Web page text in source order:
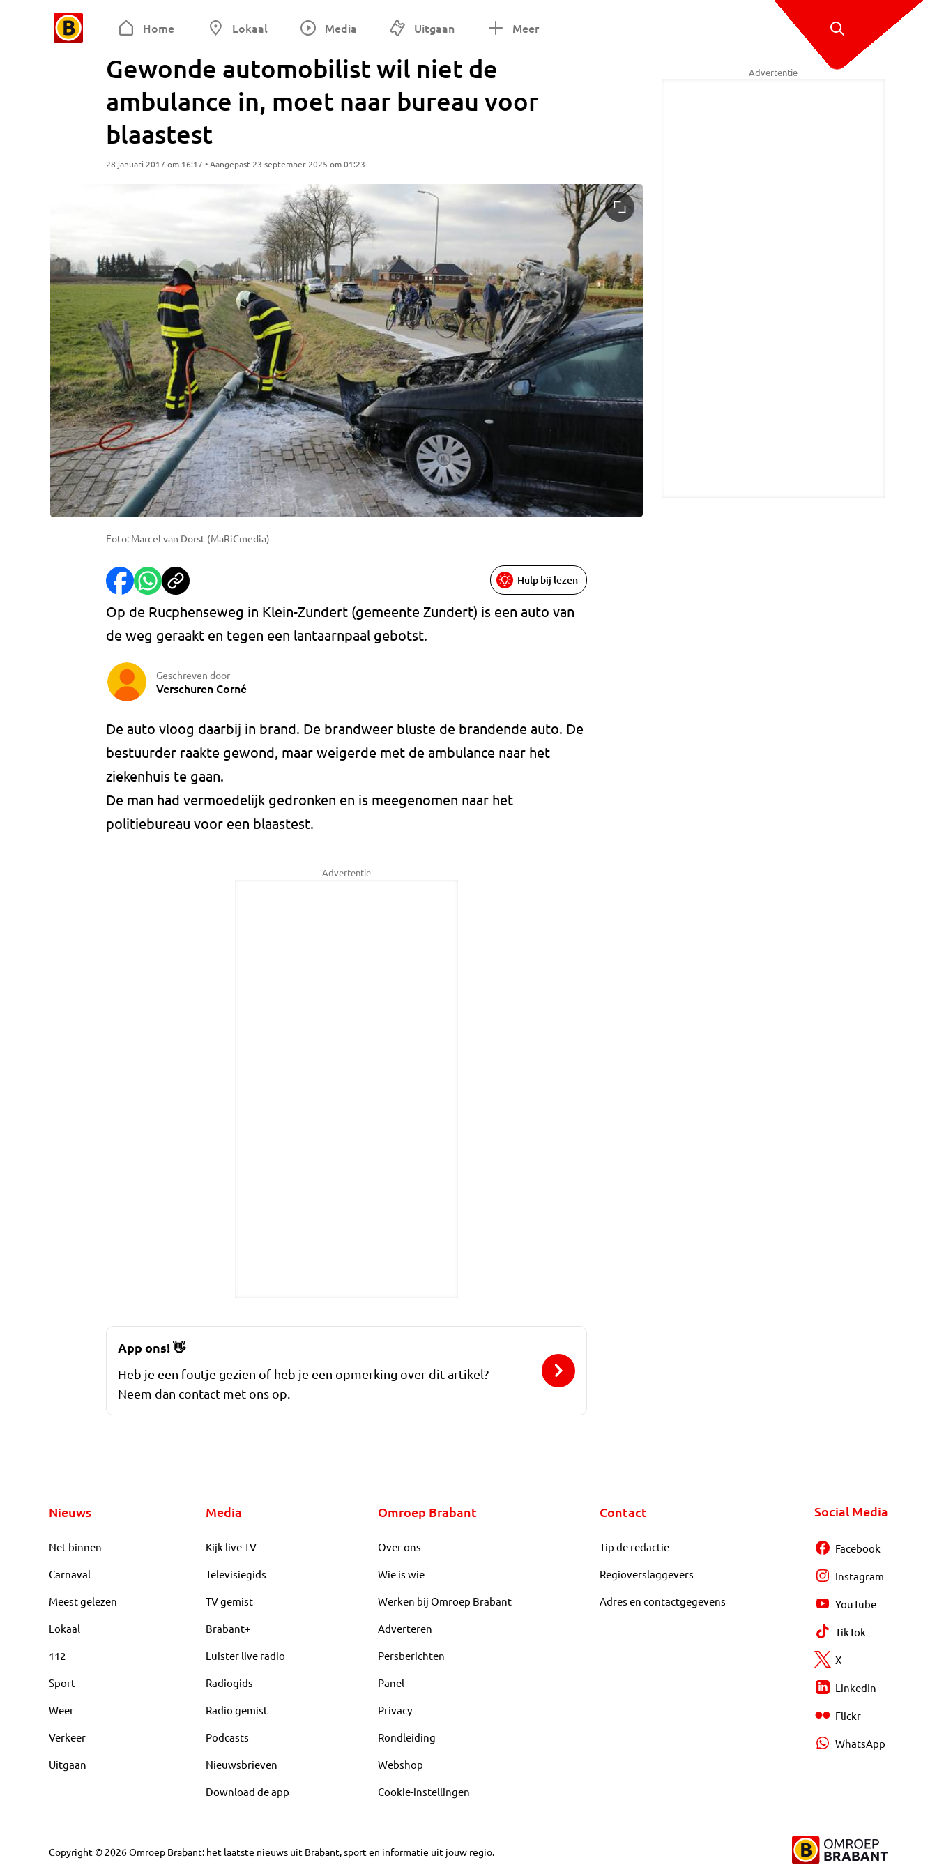
Home Lokaal Media Uitgaan Meer
Gewonde automobilist wil niet de
ambulance in, moet naar bureau voor
blaastest
28 januari 2017 om 16:17 • Aangepast 23 september 2025 om 01:23
Foto: Marcel van Dorst (MaRiCmedia)
Hulp bij lezen
Op de Rucphenseweg in Klein-Zundert (gemeente Zundert) is een auto van
de weg geraakt en tegen een lantaarnpaal gebotst.
Geschreven door
Verschuren Corné
De auto vloog daarbij in brand. De brandweer bluste de brandende auto. De
bestuurder raakte gewond, maar weigerde met de ambulance naar het
ziekenhuis te gaan.
De man had vermoedelijk gedronken en is meegenomen naar het
politiebureau voor een blaastest.
Advertentie
Advertentie
App ons!👋
Heb je een foutje gezien of heb je een opmerking over dit artikel?
Neem dan contact met ons op.
Nieuws
Net binnen
Carnaval
Meest gelezen
Lokaal
112
Sport
Weer
Verkeer
Uitgaan
Media
Kijk live TV
Televisiegids
TV gemist
Brabant+
Luister live radio
Radiogids
Radio gemist
Podcasts
Nieuwsbrieven
Download de app
Omroep Brabant
Over ons
Wie is wie
Werken bij Omroep Brabant
Adverteren
Persberichten
Panel
Privacy
Rondleiding
Webshop
Cookie-instellingen
Contact
Tip de redactie
Regioverslaggevers
Adres en contactgegevens
Social Media
Facebook
Instagram
YouTube
TikTok
X
LinkedIn
Flickr
WhatsApp
Copyright © 2026Omroep Brabant: het laatste nieuws uit Brabant, sport en informatie uit jouw regio.